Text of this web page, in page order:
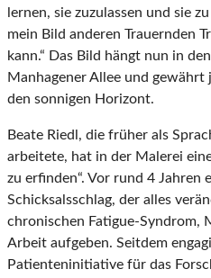
lernen, sie zuzulassen und sie
mein Bild anderen Trauernden
kann.“ Das Bild hängt nun in
Manhagener Allee und
den sonnigen Horizont.
Beate Riedl, die früher als
arbeitete, hat in der Malerei
zu erfinden“. Vor rund 4 Jahren
Schicksalsschlag, der alles
chronischen Fatigue-Syndrom,
Arbeit aufgeben. Seitdem
Patienteninitiative für das